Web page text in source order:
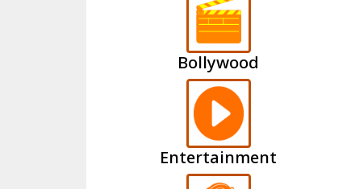
Bollywood
Entertainment